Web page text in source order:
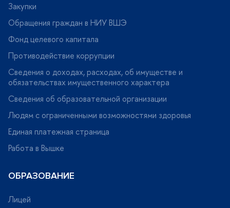
Закупки
Обращения граждан в НИУ ВШЭ
Фонд целевого капитала
Противодействие коррупции
Сведения о доходах, расходах, об имуществе и
обязательствах имущественного характера
Сведения об образовательной организации
Людям с ограниченными возможностями здоровья
Единая платежная страница
Работа в Вышке
ОБРАЗОВАНИЕ
Лицей